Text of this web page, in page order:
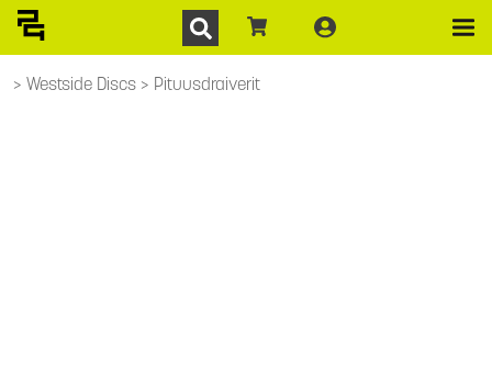
Westside Discs Pituusdraiverit